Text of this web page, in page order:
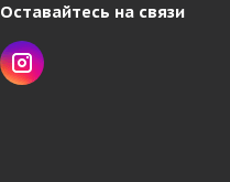
Оставайтесь на связи